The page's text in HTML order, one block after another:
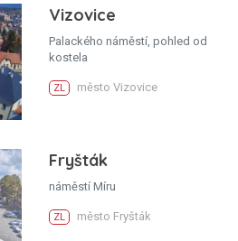
Vizovice
Palackého náměstí, pohled od
kostela
ZL město Vizovice
Fryšták
náměstí Míru
ZL město Fryšták